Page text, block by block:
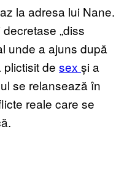
la adresa lui Nane.
„diss
unde a ajuns după
de sex și a
se relansează în
reale care se